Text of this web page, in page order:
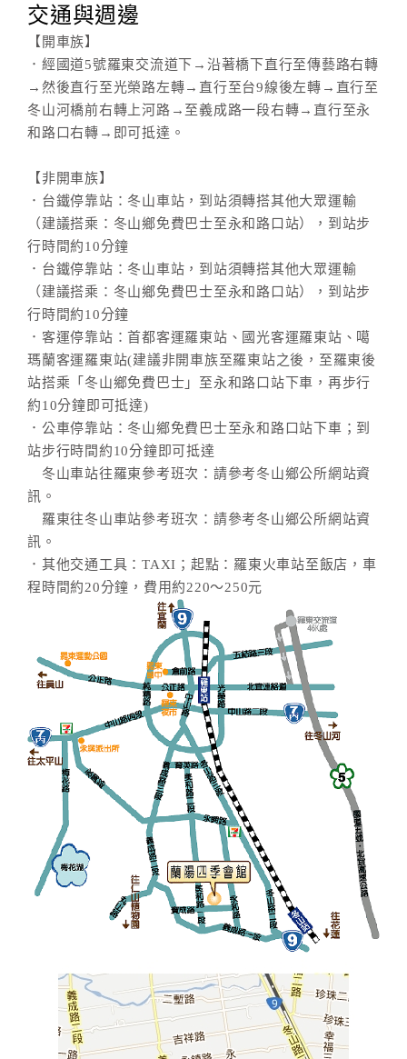
店
合
作
廠
商
作
旅
伴
計
劃
商
品
交通與週邊
【開車族】
．經國道5號羅東交流道下→沿著橋下直行至傳藝路右轉
→然後直行至光榮路左轉→直行至台9線後左轉→直行至
冬山河橋前右轉上河路→至義成路一段右轉→直行至永
和路口右轉→即可抵達。
【非開車族】
．台鐵停靠站：冬山車站，到站須轉搭其他大眾運輸
（建議搭乘：冬山鄉免費巴士至永和路口站），到站步
行時間約10分鐘
．台鐵停靠站：冬山車站，到站須轉搭其他大眾運輸
（建議搭乘：冬山鄉免費巴士至永和路口站），到站步
行時間約10分鐘
．客運停靠站：首都客運羅東站、國光客運羅東站、噶
瑪蘭客運羅東站(建議非開車族至羅東站之後，至羅東後
站搭乘「冬山鄉免費巴士」至永和路口站下車，再步行
約10分鐘即可抵達)
．公車停靠站：冬山鄉免費巴士至永和路口站下車；到
站步行時間約10分鐘即可抵達
冬山車站往羅東參考班次：請參考冬山鄉公所網站資
訊。
羅東往冬山車站參考班次：請參考冬山鄉公所網站資
訊。
．其他交通工具：TAXI；起點：羅東火車站至飯店，車
程時間約20分鐘，費用約220～250元